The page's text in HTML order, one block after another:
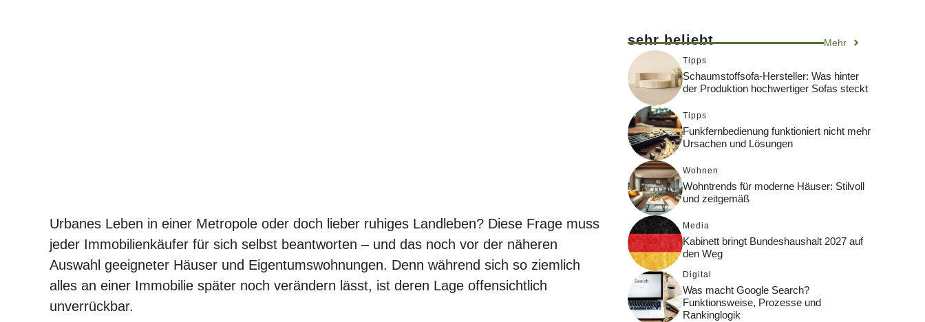
Urbanes Leben in einer Metropole oder doch lieber ruhiges Landleben? Diese Frage muss
jeder Immobilienkäufer für sich selbst beantworten – und das noch vor der näheren
Auswahl geeigneter Häuser und Eigentumswohnungen. Denn während sich so ziemlich
alles an einer Immobilie später noch verändern lässt, ist deren Lage offensichtlich
unverrückbar.
sehr beliebt Mehr
Tipps
Schaumstoffsofa-Hersteller: Was hinter
der Produktion hochwertiger Sofas steckt
Tipps
Funkfernbedienung funktioniert nicht mehr
Ursachen und Lösungen
Wohnen
Wohntrends für moderne Häuser: Stilvoll
und zeitgemäß
Media
Kabinett bringt Bundeshaushalt 2027 auf
den Weg
Digital
Was macht Google Search?
Funktionsweise, Prozesse und
Rankinglogik